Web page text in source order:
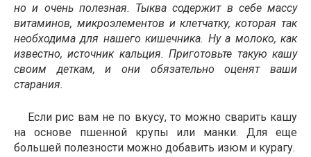
но и очень полезная. Тыква содержит в себе массу
витаминов, микроэлементов и клетчатку, которая так
необходима для нашего кишечника. Ну а молоко, как
известно, источник кальция. Приготовьте такую кашу
своим деткам, и они обязательно оценят ваши
старания.
Если рис вам не по вкусу, то можно сварить кашу
на основе пшенной крупы или манки. Для еще
большей полезности можно добавить изюм и курагу.